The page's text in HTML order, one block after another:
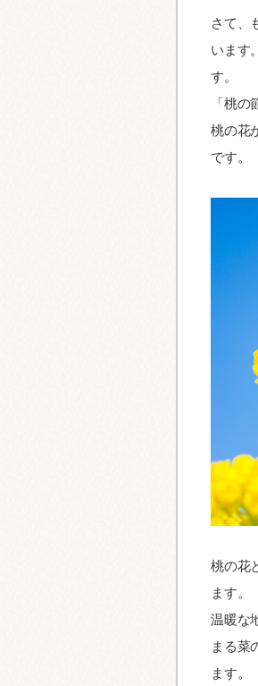
さて、
います
す。
「桃
桃の花
です。
桃の花
ます。
温暖な
まる菜
ます。